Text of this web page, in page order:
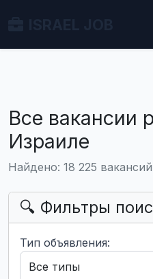
Все вакансии
Израиле
Найдено: 18 225 вакансий
🔍 Фильтры
Тип объявления: